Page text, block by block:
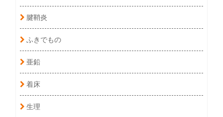
腱鞘炎
ふきでもの
亜鉛
着床
生理